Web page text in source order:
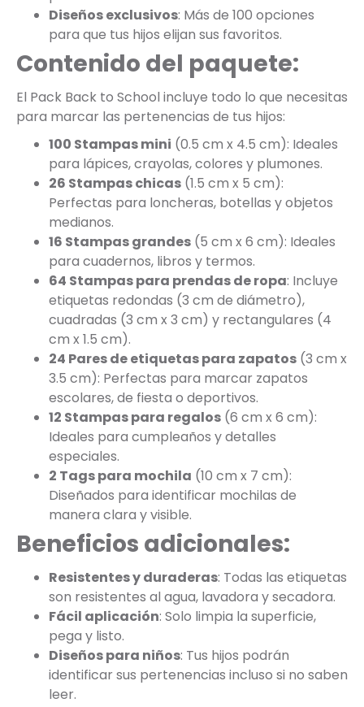
Diseños exclusivos: Más de 100 opciones
para que tus hijos elijan sus favoritos.
Contenido del paquete:
El Pack Back to School incluye todo lo que necesitas
para marcar las pertenencias de tus hijos:
100 Stampas mini (0.5 cm x 4.5 cm): Ideales
para lápices, crayolas, colores y plumones.
26 Stampas chicas (1.5 cm x 5 cm):
Perfectas para loncheras, botellas y objetos
medianos.
16 Stampas grandes (5 cm x 6 cm): Ideales
para cuadernos, libros y termos.
64 Stampas para prendas de ropa: Incluye
etiquetas redondas (3 cm de diámetro),
cuadradas (3 cm x 3 cm) y rectangulares (4
cm x 1.5 cm).
24 Pares de etiquetas para zapatos (3 cm x
3.5 cm): Perfectas para marcar zapatos
escolares, de fiesta o deportivos.
12 Stampas para regalos (6 cm x 6 cm):
Ideales para cumpleaños y detalles
especiales.
2 Tags para mochila (10 cm x 7 cm):
Diseñados para identificar mochilas de
manera clara y visible.
Beneficios adicionales:
Resistentes y duraderas: Todas las etiquetas
son resistentes al agua, lavadora y secadora.
Fácil aplicación: Solo limpia la superficie,
pega y listo.
Diseños para niños: Tus hijos podrán
identificar sus pertenencias incluso si no saben
leer.